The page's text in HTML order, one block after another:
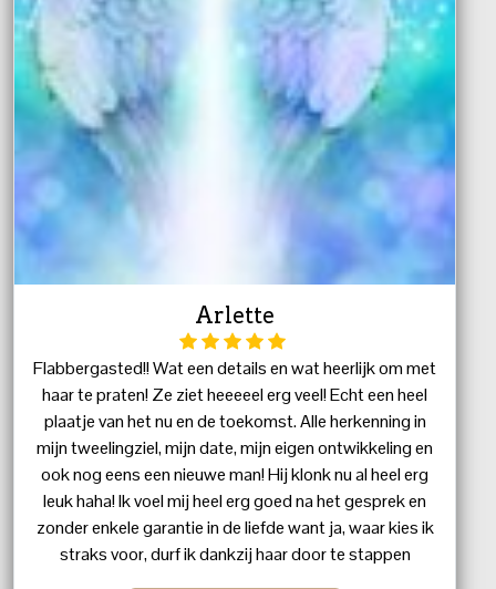
Arlette
Flabbergasted!! Wat een details en wat heerlijk om met
haar te praten! Ze ziet heeeeel erg veel! Echt een heel
plaatje van het nu en de toekomst. Alle herkenning in
mijn tweelingziel, mijn date, mijn eigen ontwikkeling en
ook nog eens een nieuwe man! Hij klonk nu al heel erg
leuk haha! Ik voel mij heel erg goed na het gesprek en
zonder enkele garantie in de liefde want ja, waar kies ik
straks voor, durf ik dankzij haar door te stappen